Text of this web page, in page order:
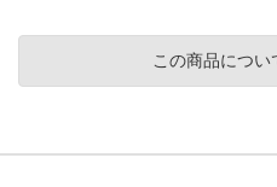
この商品につい